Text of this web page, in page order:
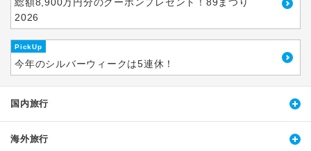
2026
PickUp
今年のシルバーウィークは5連休！
国内旅行
海外旅行